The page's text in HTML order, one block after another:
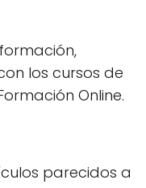
los cursos de
Online.
parecidos a